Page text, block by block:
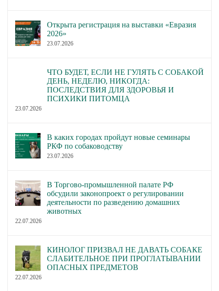
Открыта регистрация на выставки «Евразия
2026»
23.07.2026
ЧТО БУДЕТ, ЕСЛИ НЕ ГУЛЯТЬ С СОБАКОЙ
ДЕНЬ, НЕДЕЛЮ, НИКОГДА:
ПОСЛЕДСТВИЯ ДЛЯ ЗДОРОВЬЯ И
ПСИХИКИ ПИТОМЦА
23.07.2026
В каких городах пройдут новые семинары
РКФ по собаководству
23.07.2026
В Торгово-промышленной палате РФ
обсудили законопроект о регулировании
деятельности по разведению домашних
животных
22.07.2026
КИНОЛОГ ПРИЗВАЛ НЕ ДАВАТЬ СОБАКЕ
СЛАБИТЕЛЬНОЕ ПРИ ПРОГЛАТЫВАНИИ
ОПАСНЫХ ПРЕДМЕТОВ
22.07.2026